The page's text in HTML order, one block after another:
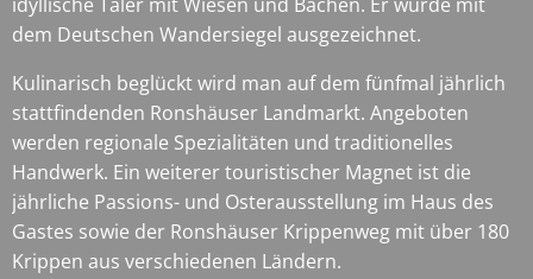
dem Deutschen Wandersiegel ausgezeichnet.
Kulinarisch beglückt wird man auf dem fünfmal jährlich
stattfindenden Ronshäuser Landmarkt. Angeboten
werden regionale Spezialitäten und traditionelles
Handwerk. Ein weiterer touristischer Magnet ist die
jährliche Passions- und Osterausstellung im Haus des
Gastes sowie der Ronshäuser Krippenweg mit über 180
Krippen aus verschiedenen Ländern.